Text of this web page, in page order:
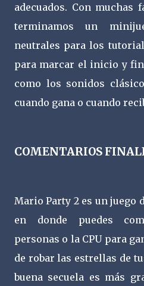
adecuados. Con muchas
terminamos un
neutrales para los
para marcar el inicio y
como los sonidos
cuando gana o cuando
COMENTARIOS
Mario Party 2 es un juego
en donde puedes
personas o la CPU para
de robar las estrellas de
buena secuela es más